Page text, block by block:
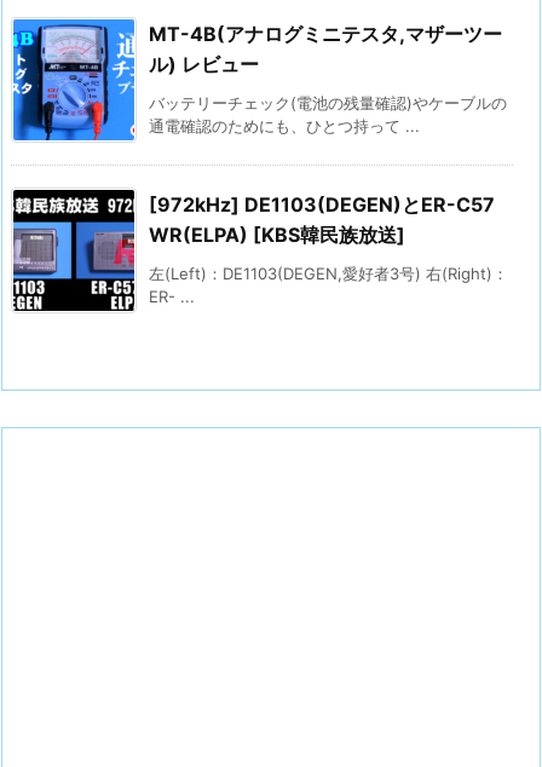
MT-4B(アナログミニテスタ,マザーツー
ル) レビュー
バッテリーチェック(電池の残量確認)やケーブルの
通電確認のためにも、ひとつ持って ...
[972kHz] DE1103(DEGEN)とER-C57
WR(ELPA) [KBS韓民族放送]
左(Left)：DE1103(DEGEN,愛好者3号) 右(Right)：
ER- ...